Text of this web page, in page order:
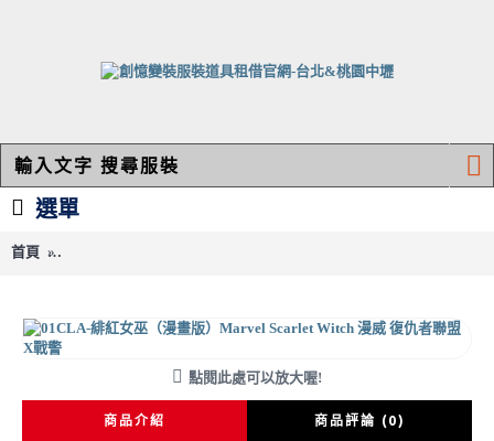
選單
首頁
點閱此處可以放大喔!
商品介紹 商品評論 (0)